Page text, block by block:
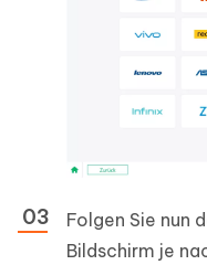
Folgen Sie nun
Bildschirm je